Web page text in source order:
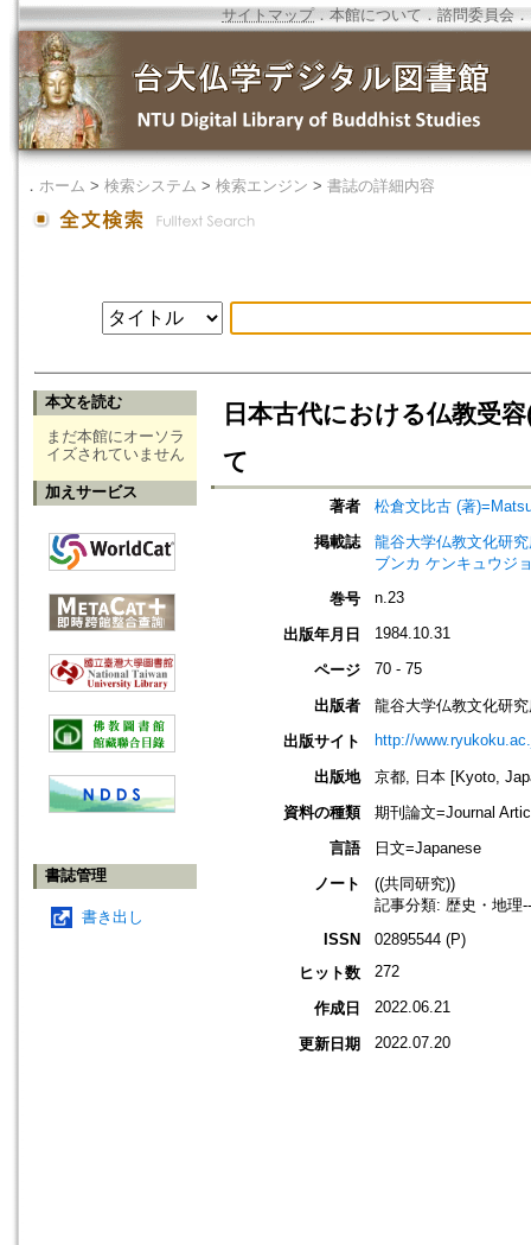
サイトマップ．本館について ． 諮問委員会 ．
． ホーム > 検索システム > 検索エンジン > 書誌の詳細内容
本文を読む
まだ本館にオーソラ
イズされていません
加えサービス
書誌管理
書き出し
日本古代における仏教受
て
著者
松倉文比古 (著
掲載誌
龍谷大学仏教文化研
ブンカ ケンキュウジ
巻号
n.23
出版年月日 1984.10.31
ページ 70 - 75
出版者
龍谷大学仏教文化研
出版サイト
http://
出版地
京都, 日本 [Kyoto,
資料の種類
期刊論文=Journal
言語
日文=Japanese
ノート
((共同研究))
記事分類: 歴史・地理
ISSN
02895544 (P)
ヒット数
272
作成日 2022.06.21
更新日期 2022.07.20